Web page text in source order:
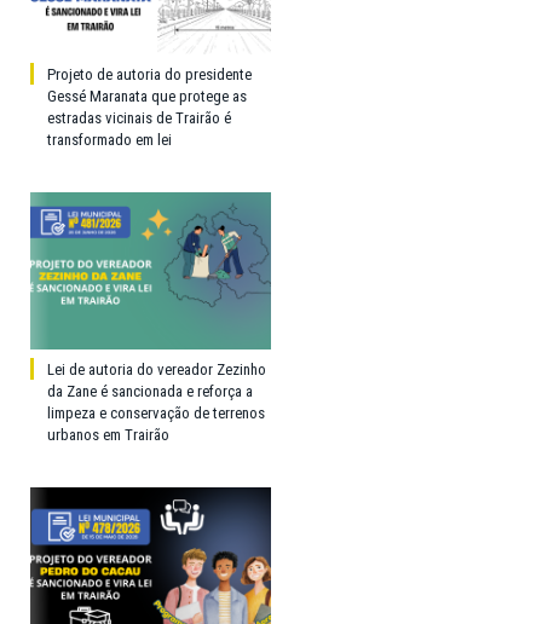
Projeto de autoria do presidente
Gessé Maranata que protege as
estradas vicinais de Trairão é
transformado em lei
Lei de autoria do vereador Zezinho
da Zane é sancionada e reforça a
limpeza e conservação de terrenos
urbanos em Trairão